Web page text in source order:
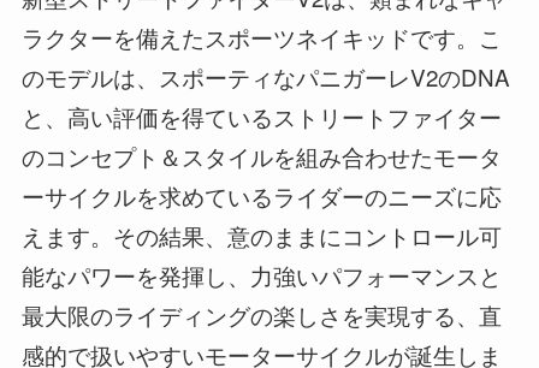
ラクターを備えたスポーツネイキッドです。こ
のモデルは、スポーティなパニガーレV2のDNA
と、高い評価を得ているストリートファイター
のコンセプト＆スタイルを組み合わせたモータ
ーサイクルを求めているライダーのニーズに応
えます。その結果、意のままにコントロール可
能なパワーを発揮し、力強いパフォーマンスと
最大限のライディングの楽しさを実現する、直
感的で扱いやすいモーターサイクルが誕生しま